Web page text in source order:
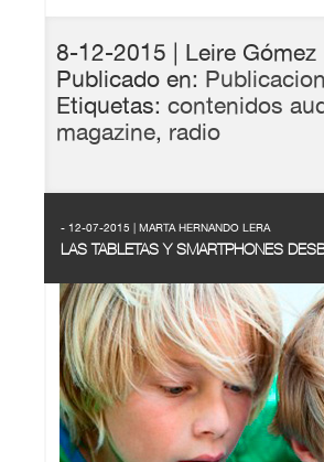
8-12-2015 | Leire Gómez
Publicado en:
Etiquetas: contenidos
magazine, radio
- 12-07-2015 | MARTA HERNANDO LERA
LAS TABLETAS Y SMARTPHONES